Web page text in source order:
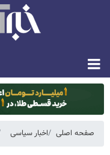
یکشنبه ۱۸ مرداد ۱۴۰۵
صفحه اصلی اخبار سیاسی